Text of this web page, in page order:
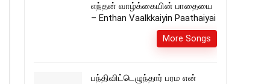
எந்தன் வாழ்க்கையின் பாதையை
– Enthan Vaalkkaiyin Paathaiyai
More Songs
பந்திவிட்டெழுந்தார் பரம என்